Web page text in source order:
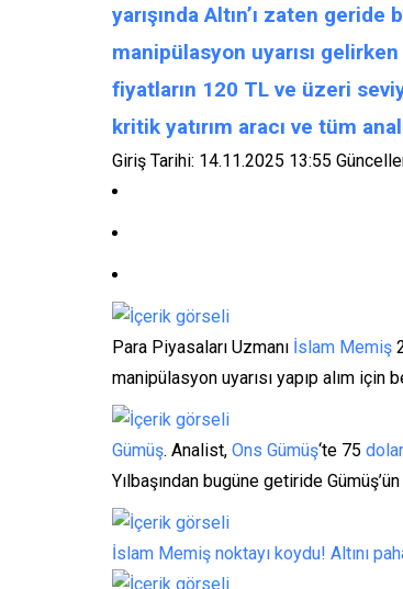
yarışında Altın’ı zaten geride
manipülasyon uyarısı
fiyatların 120 TL ve üzeri
kritik yatırım aracı ve tüm
Giriş Tarihi: 14.11.2025 13:55
Para Piyasaları Uzmanı İslam Memiş
manipülasyon uyarısı yapıp alım
Gümüş. Analist, Ons Gümüş‘te 75 dolar
Yılbaşından bugüne getiride Gümüş’ün
İslam Memiş noktayı koydu! Altını